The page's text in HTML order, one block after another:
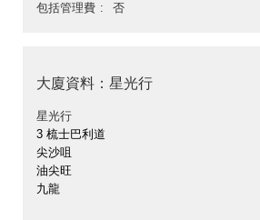
包括管理費
否
大廈資料：星光行
星光行
3 梳士巴利道
尖沙咀
油尖旺
九龍